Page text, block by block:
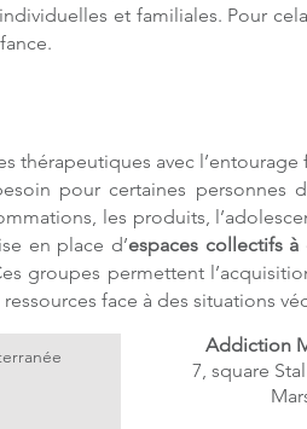
et familiales. Pour
thérapeutiques avec
pour certaines personnes
les produits,
en place d’espaces collectifs
groupes permettent
face à des situations
Addiction
7, square